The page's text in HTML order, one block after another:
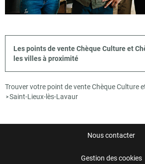
Les points de vente Chèque Culture et
les villes à proximité
Trouver votre point de vente Chèque Culture
>Saint-Lieux-lès-Lavaur
Nous contacter
Gestion des cookies